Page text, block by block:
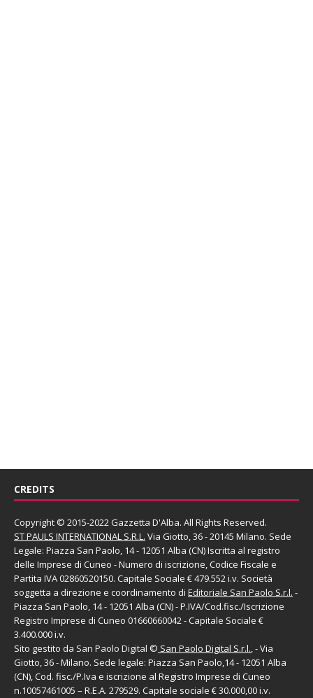
CREDITS
Copyright © 2015-2022 Gazzetta D'Alba. All Rights Reserved.
ST PAULS INTERNATIONAL S.R.L. Via Giotto, 36 - 20145 Milano. Sede
Legale: Piazza San Paolo, 14 - 12051 Alba (CN) Iscritta al registro
delle Imprese di Cuneo - Numero di iscrizione, Codice Fiscale e
Partita IVA 02860520150. Capitale Sociale € 479.552 i.v. Società
soggetta a direzione e coordinamento di Editoriale San Paolo S.r.l. -
Piazza San Paolo, 14 - 12051 Alba (CN) - P.IVA/Cod.fisc./Iscrizione
Registro Imprese di Cuneo 01660660042 - Capitale Sociale €
3.400.000 i.v.
Sito gestito da San Paolo Digital © San Paolo Digital S.r.l., - Via
Giotto, 36 - Milano. Sede legale: Piazza San Paolo,14 - 12051 Alba
(CN), Cod. fisc./P.Iva e iscrizione al Registro Imprese di Cuneo
n.10057461005 – R.E.A. 279529. Capitale sociale € 30.000,00 i.v.